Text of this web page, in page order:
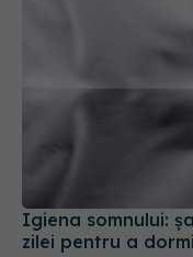
Igiena somnului:
zilei pentru a